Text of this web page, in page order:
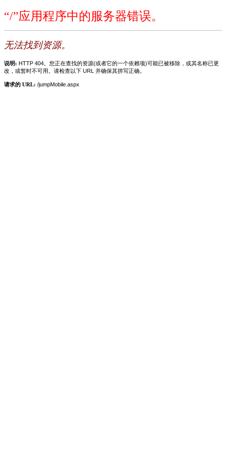
“/”应用程序中的服务器错误。
无法找到资源。
说明: HTTP 404。您正在查找的资源(或者它的一个依赖项)可能已被移除，或其名称已更
改，或暂时不可用。请检查以下 URL 并确保其拼写正确。
请求的 URL: /jumpMobile.aspx